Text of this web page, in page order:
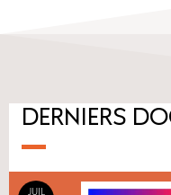
DERNIERS
JUIL